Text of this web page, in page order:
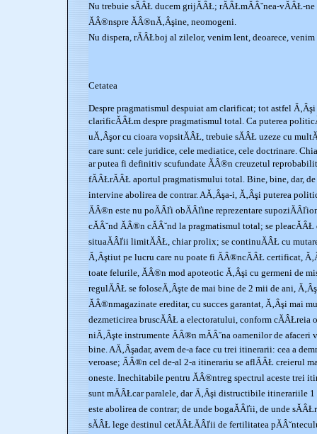
Nu trebuie sĂÂŁ ducem grijĂÂŁ; rĂÂŁmĂÂ˘nea-vĂÂŁ-
ĂÂ®nspre ĂÂ®nĂ‚Âşine, neomogeni.
Nu dispera, rĂÂŁboj al zilelor, venim lent, deoarece, venim
Cetatea
Despre pragmatismul despuiat am clarificat; tot astfel
clarificĂÂŁm despre pragmatismul total. Ca puterea
uĂ‚Âşor cu cioara vopsitĂÂŁ, trebuie sĂÂŁ uzeze cu
care sunt: cele juridice, cele mediatice, cele doctrinare.
ar putea fi definitiv scufundate ĂÂ®n creuzetul
fĂÂŁrĂÂŁ aportul pragmatismului total. Bine, bine, dar,
intervine abolirea de contrar. AĂ‚Âşa-i, Ă‚Âşi puterea
ĂÂ®n este nu poĂÂľi obĂÂľine reprezentare
cĂÂ˘nd ĂÂ®n cĂÂ˘nd la pragmatismul total; se
situaĂÂľii limitĂÂŁ, chiar prolix; se continuĂÂŁ cu
Ă‚Âştiut pe lucru care nu poate fi ĂÂ®ncĂÂŁ certificat,
toate felurile, ĂÂ®n mod apoteotic Ă‚Âşi cu germeni de
regulĂÂŁ se foloseĂ‚Âşte de mai bine de 2 mii de ani,
ĂÂ®nmagazinate ereditar, cu succes garantat, Ă‚Âşi mai
dezmeticirea bruscĂÂŁ a electoratului, conform cĂÂŁreia
niĂ‚Âşte instrumente ĂÂ®n mĂÂ˘na oamenilor de
bine. AĂ‚Âşadar, avem de-a face cu trei itinerarii: cea a
veroase; ĂÂ®n cel de-al 2-a itinerariu se aflĂÂŁ creierul
oneste. Inechitabile pentru ĂÂ®ntreg spectrul aceste trei
sunt mĂÂŁcar paralele, dar Ă‚Âşi distructibile itinerariile 1
este abolirea de contrar; de unde bogaĂÂľii, de unde
sĂÂŁ lege destinul cetĂÂŁĂÂľii de fertilitatea